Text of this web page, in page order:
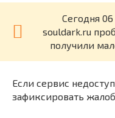
Cегодня
souldark.ru
получили
Если сервис
зафиксировать